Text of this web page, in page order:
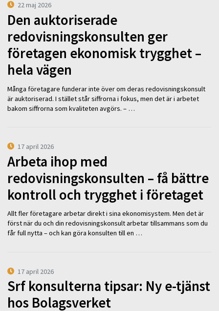
22 maj 2026
Den auktoriserade
redovisningskonsulten ger
företagen ekonomisk trygghet –
hela vägen
Många företagare funderar inte över om deras redovisningskonsult
är auktoriserad. I stället står siffrorna i fokus, men det är i arbetet
bakom siffrorna som kvaliteten avgörs. – …
17 april 2026
Arbeta ihop med
redovisningskonsulten – få bättre
kontroll och trygghet i företaget
Allt fler företagare arbetar direkt i sina ekonomisystem. Men det är
först när du och din redovisningskonsult arbetar tillsammans som du
får full nytta – och kan göra konsulten till en …
17 april 2026
Srf konsulterna tipsar: Ny e-tjänst
hos Bolagsverket